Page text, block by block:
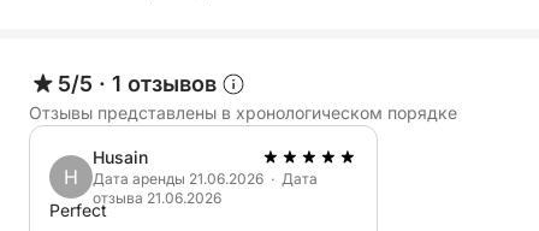
5/5 · 1 отзывов
Отзывы представлены в хронологическом порядке
H
Husain
Дата аренды 21.06.2026 · Дата
отзыва 21.06.2026
Perfect